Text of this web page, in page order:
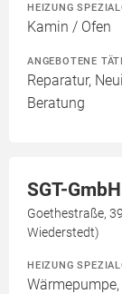
HEIZUNG
Kamin / Ofen
ANGEBOTENE
Reparatur,
Beratung
SGT-GmbH
Goethestraße,
Wiederstedt)
HEIZUNG